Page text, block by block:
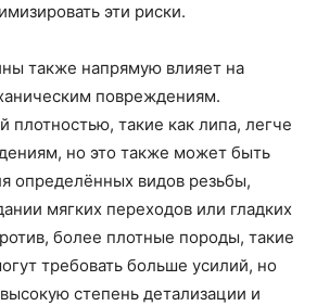
эти риски.
также напрямую влияет на
повреждениям.
плотностью, такие как липа, легче
но это также может быть
определённых видов резьбы,
мягких переходов или гладких
более плотные породы, такие
требовать больше усилий, но
степень детализации и